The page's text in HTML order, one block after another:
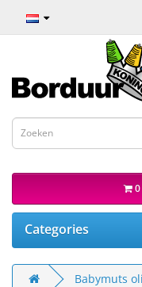
Categories
Babymuts